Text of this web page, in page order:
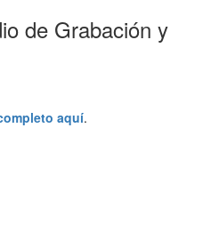
de Grabación y
aquí.